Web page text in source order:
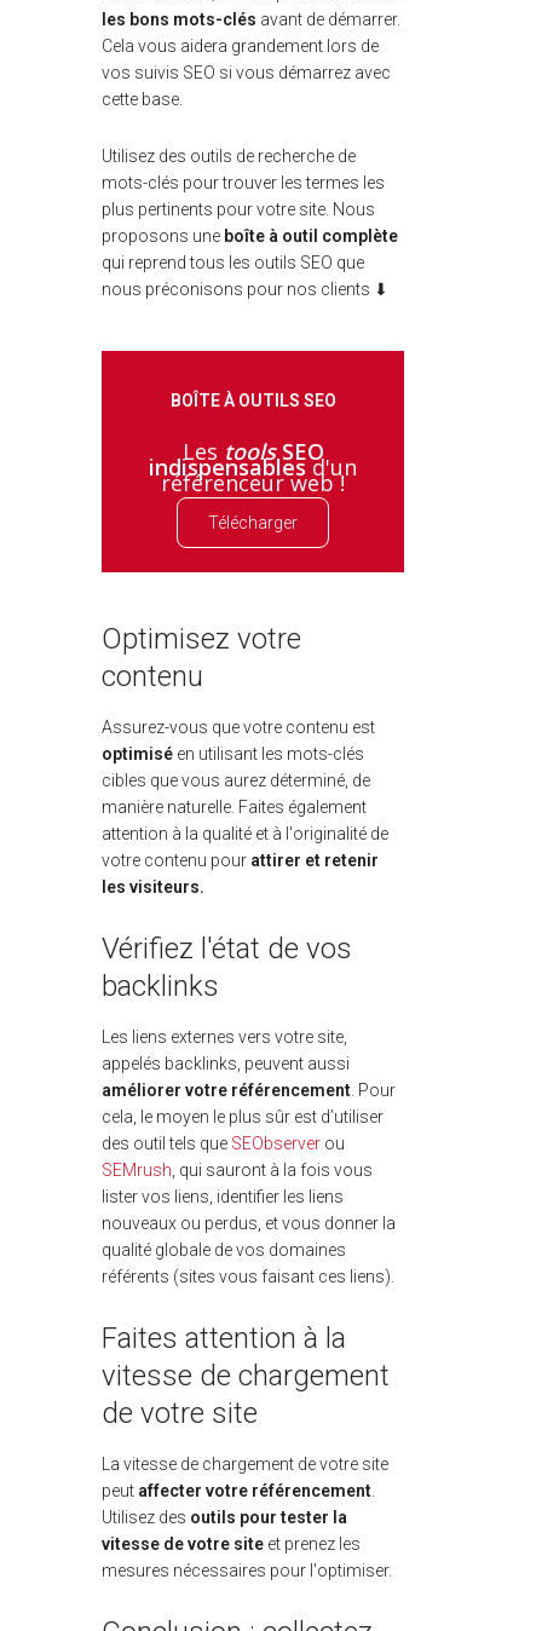
les bons mots-clés avant de démarrer.
Cela vous aidera grandement lors de
vos suivis SEO si vous démarrez avec
cette base.
Utilisez des outils de recherche de
mots-clés pour trouver les termes les
plus pertinents pour votre site. Nous
proposons une boîte à outil complète
qui reprend tous les outils SEO que
nous préconisons pour nos clients ⬇
BOÎTE À OUTILS SEO
Les toolsSEO
indispensablesd'un
référenceur web !
Télécharger
Optimisez votre
contenu
Assurez-vous que votre contenu est
optimisé en utilisant les mots-clés
cibles que vous aurez déterminé, de
manière naturelle. Faites également
attention à la qualité et à l'originalité de
votre contenu pour attirer et retenir
les visiteurs.
Vérifiez l'état de vos
backlinks
Les liens externes vers votre site,
appelés backlinks, peuvent aussi
améliorer votre référencement . Pour
cela, le moyen le plus sûr est d’utiliser
des outil tels que SEObserver ou
SEMrush , qui sauront à la fois vous
lister vos liens, identifier les liens
nouveaux ou perdus, et vous donner la
qualité globale de vos domaines
référents (sites vous faisant ces liens).
Faites attention à la
vitesse de chargement
de votre site
La vitesse de chargement de votre site
peut affecter votre référencement
Utilisez des outils pour tester la
vitesse de votre site et prenez les
mesures nécessaires pour l'optimiser.